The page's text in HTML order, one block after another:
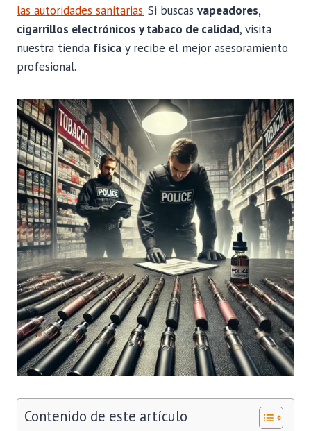
las autoridades sanitarias. Si buscas vapeadores,
cigarrillos electrónicos y tabaco de calidad, visita
nuestra tienda física y recibe el mejor asesoramiento
profesional.
Contenido de este artículo